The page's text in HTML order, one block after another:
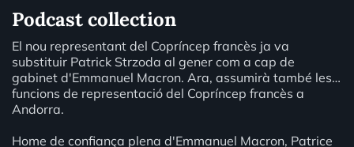
Podcast collection
El nou representant del Copríncep francès ja va
substituir Patrick Strzoda al gener com a cap de
gabinet d'Emmanuel Macron. Ara, assumirà també les
funcions de representació del Copríncep francès a
Andorra.
Home de confiança plena d'Emmanuel Macron, Patrice